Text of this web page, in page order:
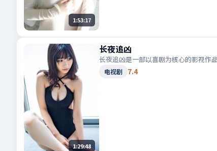
1:53:17
1:29:48
长夜追凶
长夜追凶是一部以喜剧为核心的影视作
电视剧 7.4